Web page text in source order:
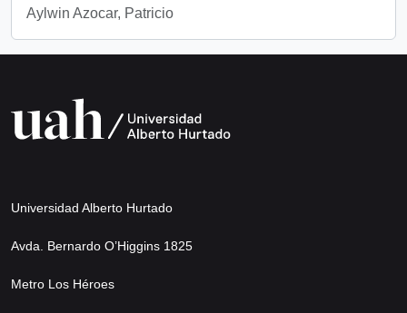
Aylwin Azocar, Patricio
Universidad Alberto Hurtado
Avda. Bernardo O’Higgins 1825
Metro Los Héroes